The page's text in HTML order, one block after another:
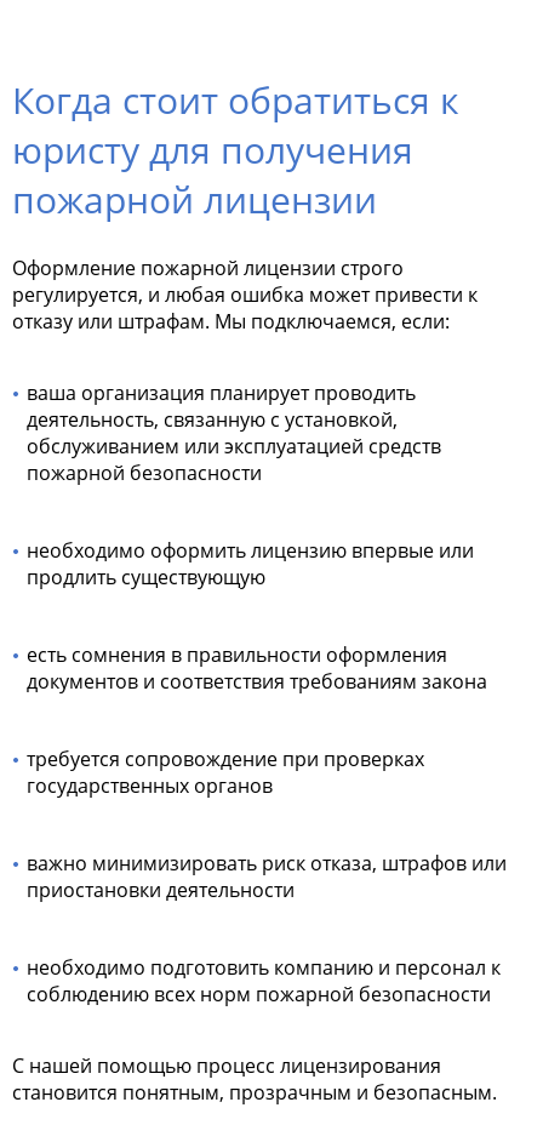
Когда стоит обратиться к
юристу для получения
пожарной лицензии
Оформление пожарной лицензии строго
регулируется, и любая ошибка может привести к
отказу или штрафам. Мы подключаемся, если:
ваша организация планирует проводить
деятельность, связанную с установкой,
обслуживанием или эксплуатацией средств
пожарной безопасности
необходимо оформить лицензию впервые или
продлить существующую
есть сомнения в правильности оформления
документов и соответствия требованиям закона
требуется сопровождение при проверках
государственных органов
важно минимизировать риск отказа, штрафов или
приостановки деятельности
необходимо подготовить компанию и персонал к
соблюдению всех норм пожарной безопасности
С нашей помощью процесс лицензирования
становится понятным, прозрачным и безопасным.